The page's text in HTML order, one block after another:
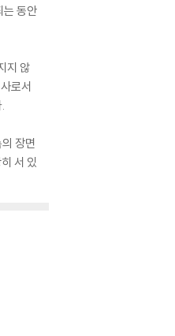
는 동안
지 않
로서
장면
서 있